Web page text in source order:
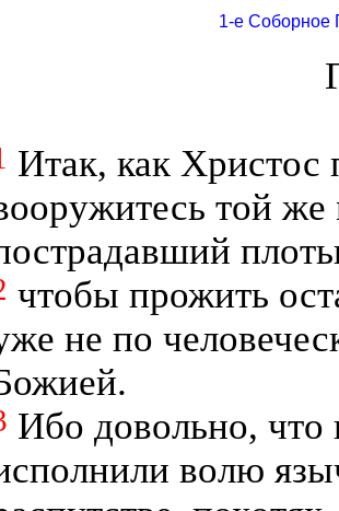
1-е Соборное
Итак, как Христос
той
чтобы прожить
не по
Ибо довольно,
волю